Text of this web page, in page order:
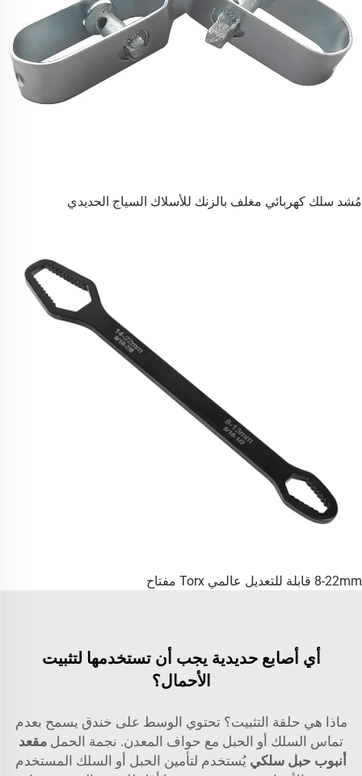
مُشد سلك كهربائي مغلف بالزنك للأسلاك السياج الحديدي
8-22mm قابلة للتعديل عالمي Torx مفتاح
أي أصابع حديدية يجب أن تستخدمها لتثبيت
الأحمال؟
ماذا هي حلقة التثبيت؟ تحتوي الوسط على خندق يسمح بعدم
تماس السلك أو الحبل مع حواف المعدن. نجمة الحمل مقعد
أنبوب حبل سلكي يُستخدم لتأمين الحبل أو السلك المستخدم